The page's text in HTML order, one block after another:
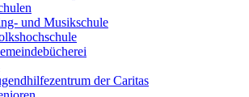
und Musikschule
der Caritas